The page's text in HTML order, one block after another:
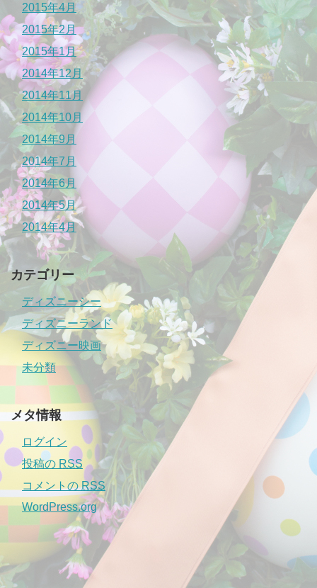
2015年4月
2015年2月
2015年1月
2014年12月
2014年11月
2014年10月
2014年9月
2014年7月
2014年6月
2014年5月
2014年4月
カテゴリー
ディズニーシー
ディズニーランド
ディズニー映画
未分類
メタ情報
ログイン
投稿の RSS
コメントのRSS
WordPress.org